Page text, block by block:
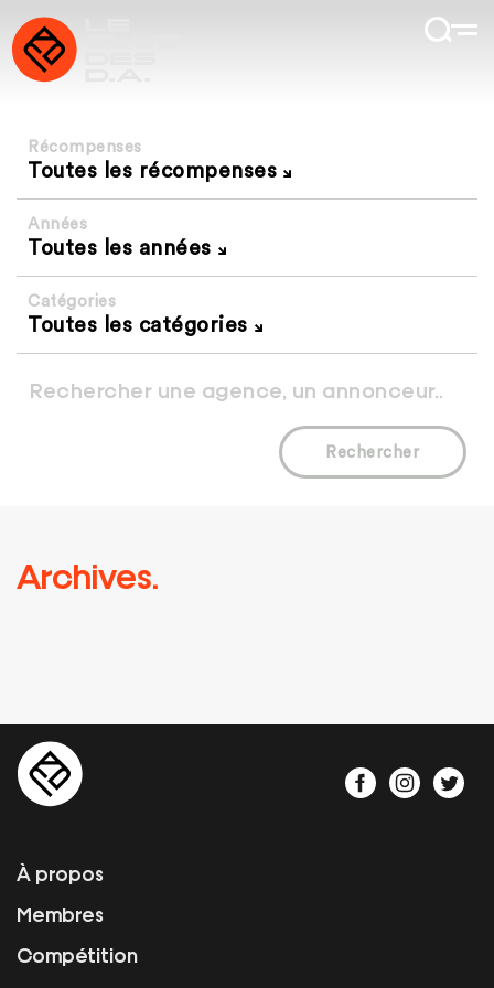
Récompenses
Toutes les récompenses
Années
Toutes les années
Catégories
Toutes les catégories
Rechercher
Archives.
À propos
Membres
Compétition